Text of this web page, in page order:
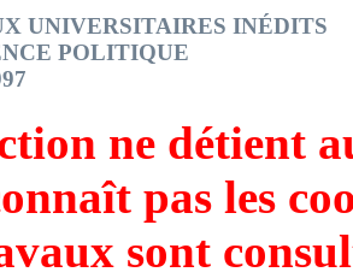
UNIVERSITAIRES INÉDITS
POLITIQUE
ne détient
pas les
sont